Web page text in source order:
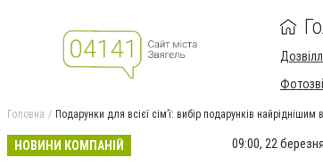
Головна Подарунки для всієї сім’ї: вибір подарунків найріднішим
НОВИНИ КОМПАНІЙ 09:00, 22